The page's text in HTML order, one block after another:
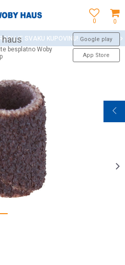
0
0
haus
besplatno Woby
Google play
App Store
SVAKU KUPOVINU!